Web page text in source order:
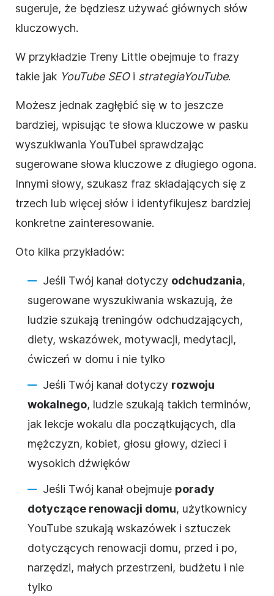
sugeruje, że będziesz używać głównych słów
kluczowych.
W przykładzie Treny Little obejmuje to frazy
takie jak YouTube SEOi strategiaYouTube.
Możesz jednak zagłębić się w to jeszcze
bardziej, wpisując te słowa kluczowe w pasku
wyszukiwania YouTubei sprawdzając
sugerowane słowa kluczowe z długiego ogona.
Innymi słowy, szukasz fraz składających się z
trzech lub więcej słów i identyfikujesz bardziej
konkretne zainteresowanie.
Oto kilka przykładów:
Jeśli Twój kanał dotyczy odchudzania,
sugerowane wyszukiwania wskazują, że
ludzie szukają treningów odchudzających,
diety, wskazówek, motywacji, medytacji,
ćwiczeń w domu i nie tylko
Jeśli Twój kanał dotyczy rozwoju
wokalnego, ludzie szukają takich terminów,
jak lekcje wokalu dla początkujących, dla
mężczyzn, kobiet, głosu głowy, dzieci i
wysokich dźwięków
Jeśli Twój kanał obejmuje porady
dotyczące renowacji domu, użytkownicy
YouTube szukają wskazówek i sztuczek
dotyczących renowacji domu, przed i po,
narzędzi, małych przestrzeni, budżetu i nie
tylko